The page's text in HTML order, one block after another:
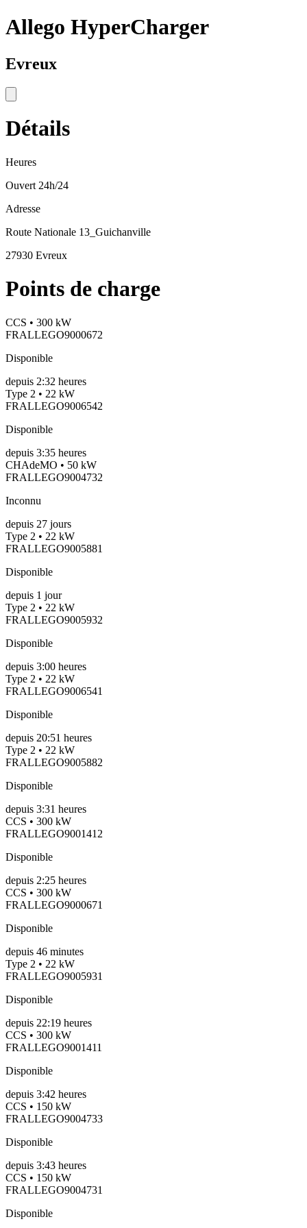
Allego HyperCharger
Evreux
Détails
Heures
Ouvert 24h/24
Adresse
Route Nationale 13_Guichanville
27930 Evreux
Points de charge
CCS • 300 kW
FRALLEGO9000672
Disponible
depuis 2:32 heures
Type 2 • 22 kW
FRALLEGO9006542
Disponible
depuis 3:35 heures
CHAdeMO • 50 kW
FRALLEGO9004732
Inconnu
depuis 27 jours
Type 2 • 22 kW
FRALLEGO9005881
Disponible
depuis 1 jour
Type 2 • 22 kW
FRALLEGO9005932
Disponible
depuis 3:00 heures
Type 2 • 22 kW
FRALLEGO9006541
Disponible
depuis 20:51 heures
Type 2 • 22 kW
FRALLEGO9005882
Disponible
depuis 3:31 heures
CCS • 300 kW
FRALLEGO9001412
Disponible
depuis 2:25 heures
CCS • 300 kW
FRALLEGO9000671
Disponible
depuis 46 minutes
Type 2 • 22 kW
FRALLEGO9005931
Disponible
depuis 22:19 heures
CCS • 300 kW
FRALLEGO9001411
Disponible
depuis 3:42 heures
CCS • 150 kW
FRALLEGO9004733
Disponible
depuis 3:43 heures
CCS • 150 kW
FRALLEGO9004731
Disponible